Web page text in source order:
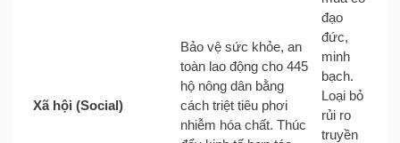
Xã hội (Social)
Bảo vệ sức khỏe, an
toàn lao động cho 445
hộ nông dân bằng
cách triệt tiêu phơi
nhiễm hóa chất. Thúc
đạo
đức,
minh
bạch.
Loại bỏ
rủi ro
truyền